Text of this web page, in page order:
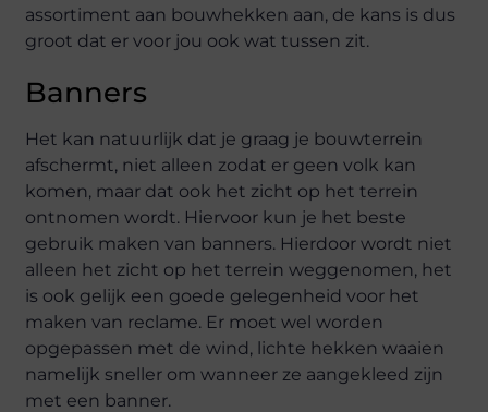
assortiment aan bouwhekken aan, de kans is dus
groot dat er voor jou ook wat tussen zit.
Banners
Het kan natuurlijk dat je graag je bouwterrein
afschermt, niet alleen zodat er geen volk kan
komen, maar dat ook het zicht op het terrein
ontnomen wordt. Hiervoor kun je het beste
gebruik maken van banners. Hierdoor wordt niet
alleen het zicht op het terrein weggenomen, het
is ook gelijk een goede gelegenheid voor het
maken van reclame. Er moet wel worden
opgepassen met de wind, lichte hekken waaien
namelijk sneller om wanneer ze aangekleed zijn
met een banner.